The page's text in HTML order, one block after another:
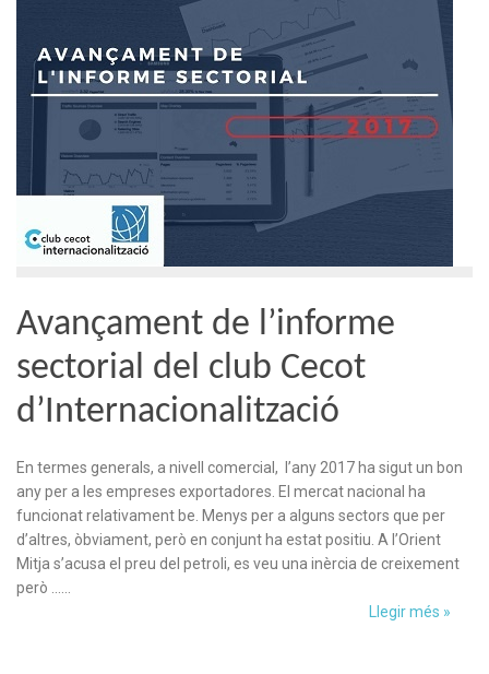
Avançament de l’informe
sectorial del club Cecot
d’Internacionalització
En termes generals, a nivell comercial, l’any 2017 ha sigut un bon
any per a les empreses exportadores. El mercat nacional ha
funcionat relativament be. Menys per a alguns sectors que per
d’altres, òbviament, però en conjunt ha estat positiu. A l’Orient
Mitja s’acusa el preu del petroli, es veu una inèrcia de creixement
però ……
Llegir més »